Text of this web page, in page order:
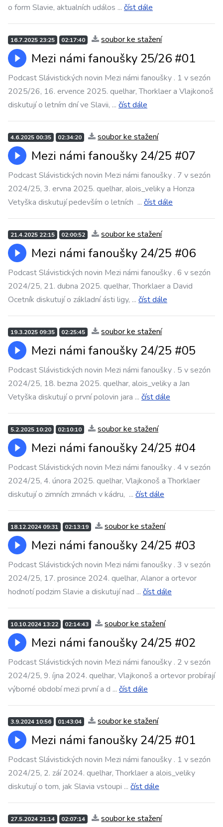
o form Slavie, aktualních událos ... číst dále
16.7.2025 23:25 02:17:40 soubor ke stažení
Mezi námi fanoušky 25/26 #01
Podcast Slávistických novin Mezi námi fanoušky . 1 v sezón
2025/26, 16. ervence 2025. quelhar, Thorklaer a Vlajkonoš
diskutují o letním dní ve Slavii, ... číst dále
4.6.2025 00:35 02:34:20 soubor ke stažení
Mezi námi fanoušky 24/25 #07
Podcast Slávistických novin Mezi námi fanoušky . 7 v sezón
2024/25, 3. ervna 2025. quelhar, alois_veliky a Honza
Vetyška diskutují pedevším o letních ... číst dále
21.4.2025 22:15 02:00:52 soubor ke stažení
Mezi námi fanoušky 24/25 #06
Podcast Slávistických novin Mezi námi fanoušky . 6 v sezón
2024/25, 21. dubna 2025. quelhar, Thorklaer a David
Ocetník diskutují o základní ásti ligy, ... číst dále
19.3.2025 09:35 02:25:45 soubor ke stažení
Mezi námi fanoušky 24/25 #05
Podcast Slávistických novin Mezi námi fanoušky . 5 v sezón
2024/25, 18. bezna 2025. quelhar, alois_veliky a Jan
Vetyška diskutují o první polovin jara ... číst dále
5.2.2025 10:20 02:10:10 soubor ke stažení
Mezi námi fanoušky 24/25 #04
Podcast Slávistických novin Mezi námi fanoušky . 4 v sezón
2024/25, 4. února 2025. quelhar, Vlajkonoš a Thorklaer
diskutují o zimních zmnách v kádru, ... číst dále
18.12.2024 09:31 02:13:19 soubor ke stažení
Mezi námi fanoušky 24/25 #03
Podcast Slávistických novin Mezi námi fanoušky . 3 v sezón
2024/25, 17. prosince 2024. quelhar, Alanor a ortevor
hodnotí podzim Slavie a diskutují nad ... číst dále
10.10.2024 13:22 02:14:43 soubor ke stažení
Mezi námi fanoušky 24/25 #02
Podcast Slávistických novin Mezi námi fanoušky . 2 v sezón
2024/25, 9. íjna 2024. quelhar, Vlajkonoš a ortevor probírají
výborné období mezi první a d ... číst dále
3.9.2024 10:56 01:43:04 soubor ke stažení
Mezi námi fanoušky 24/25 #01
Podcast Slávistických novin Mezi námi fanoušky . 1 v sezón
2024/25, 2. záí 2024. quelhar, Thorklaer a alois_veliky
diskutují o tom, jak Slavia vstoupi ... číst dále
27.5.2024 21:14 02:07:14 soubor ke stažení